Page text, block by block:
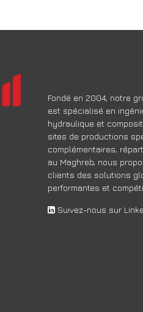
Fondé en 2004, notre
est spécialisé en
hydraulique et
sites de productions
complémentaires,
au Maghreb, nous
clients des solutions
performantes et
Suivez-nous sur